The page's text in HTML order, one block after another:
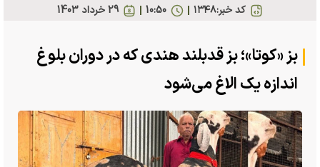
کد خبر:۱۳۴۸ 29 خرداد 1403 10:50
بز «کوتا»؛ بز قدبلند هندی که در دوران بلوغ
اندازه یک الاغ می‌شود